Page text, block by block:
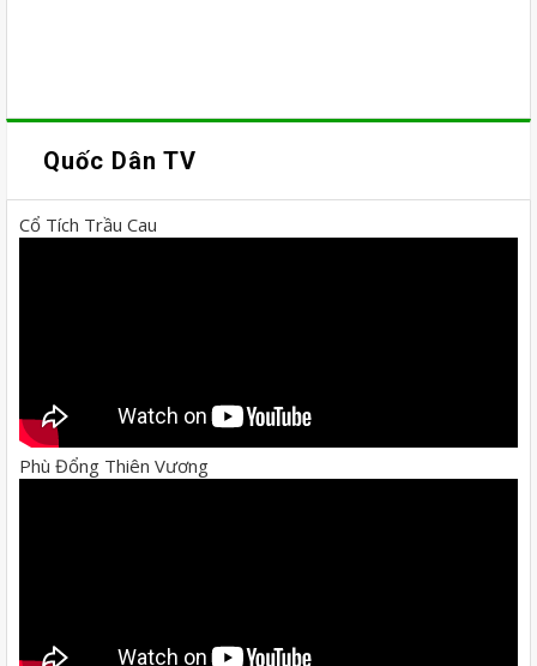
Quốc Dân TV
Cổ Tích Trầu Cau
Phù Đổng Thiên Vương